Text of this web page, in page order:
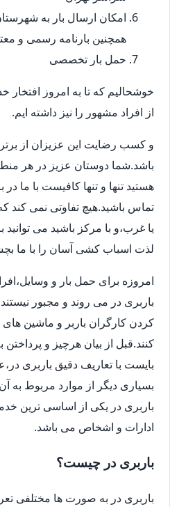
امکان ارسال بار به
همچنین بارنامه رسمی و
حمل بار تخصصی
خوشحالیم که تا به امروز
از افراد مشهور را نیز داشته ایم.
و کسب رضایت این عزیزان از
باشد.شما دوستان عزیز در هر
هستید تنها و تنها کافیست با ما در
تماس باشید.هیچ تفاوتی نمی
یا غرب،و با مرکز باشید می توانید
لذت اسباب کشی آسان را با ما
امروزه برای حمل بار و
باربری در می روند و مجبور
کردن کارگران باربر و ماشین
کنند.قبل از بیان هرچیز و
بایست با تعاریف دقیق باربری
بسیاری دیگر از موارد مربوط به
باربری در یکی از اساسی ترین
ادارات و اشخاص می باشد.
باربری در چیست؟
باربری در به صورت ها مختلفی